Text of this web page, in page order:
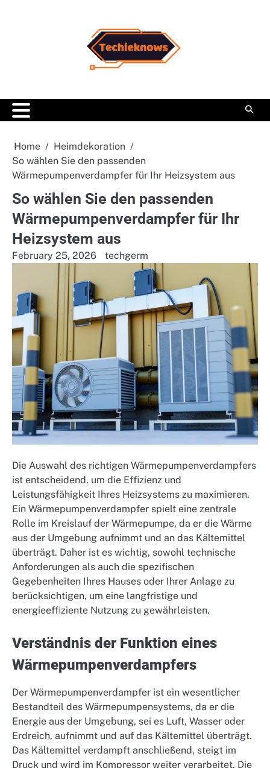
Home
Heimdekoration
So wählen Sie den passenden
Wärmepumpenverdampfer für Ihr Heizsystem aus
So wählen Sie den passenden
Wärmepumpenverdampfer für Ihr
Heizsystem aus
February 25, 2026 techgerm
Die Auswahl des richtigen Wärmepumpenverdampfers
ist entscheidend, um die Effizienz und
Leistungsfähigkeit Ihres Heizsystems zu maximieren.
Ein Wärmepumpenverdampfer spielt eine zentrale
Rolle im Kreislauf der Wärmepumpe, da er die Wärme
aus der Umgebung aufnimmt und an das Kältemittel
überträgt. Daher ist es wichtig, sowohl technische
Anforderungen als auch die spezifischen
Gegebenheiten Ihres Hauses oder Ihrer Anlage zu
berücksichtigen, um eine langfristige und
energieeffiziente Nutzung zu gewährleisten.
Verständnis der Funktion eines
Wärmepumpenverdampfers
Der Wärmepumpenverdampfer ist ein wesentlicher
Bestandteil des Wärmepumpensystems, da er die
Energie aus der Umgebung, sei es Luft, Wasser oder
Erdreich, aufnimmt und auf das Kältemittel überträgt.
Das Kältemittel verdampft anschließend, steigt im
Druck und wird im Kompressor weiter verarbeitet. Die